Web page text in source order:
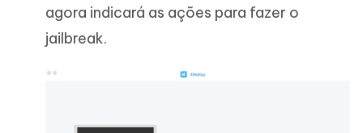
agora indicará as ações para fazer o
jailbreak.